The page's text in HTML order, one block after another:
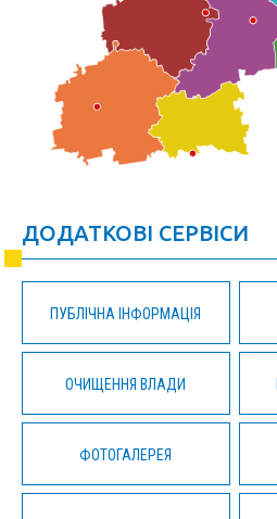
ДОДАТКОВІ СЕРВІСИ
ПУБЛІЧНА ІНФОРМАЦІЯ
ОЧИЩЕННЯ ВЛАДИ
ФОТОГАЛЕРЕЯ